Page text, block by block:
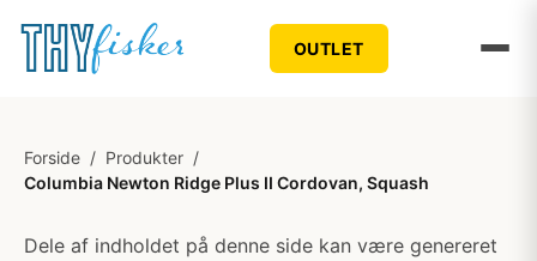
OUTLET
Forside / Produkter /
Columbia Newton Ridge Plus II Cordovan, Squash
Dele af indholdet på denne side kan være genereret